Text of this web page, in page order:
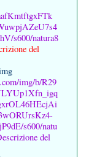
s600/natura8
del
img/b/R29
s600/natu
del